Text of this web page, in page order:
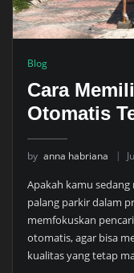
Blog
Cara
Otomatis
by anna habriana
Apakah kamu
palang parkir dalam
memfokuskan
otomatis, agar bisa
kualitas yang tetap